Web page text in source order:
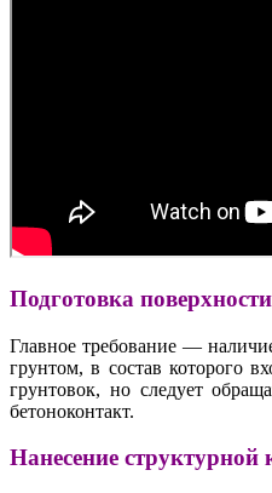
Подготовка поверхности
Главное требование —
грунтом, в состав которого
грунтовок, но следует
бетоноконтакт.
Нанесение структурной